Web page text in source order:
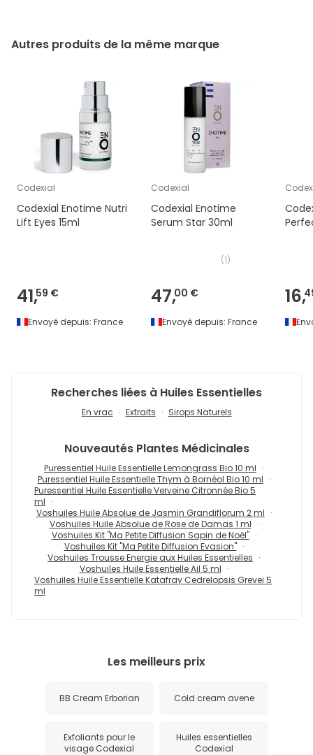
Autres produits de la même marque
Codexial
Codexial Enotime Nutri
Lift Eyes 15ml
41,59 €
Envoyé depuis: France
Codexial
Codexial Enotime
Serum Star 30ml
(1)
47,00 €
Envoyé depuis: France
16,
Recherches liées à Huiles Essentielles
En vrac Extraits Sirops Naturels
Nouveautés Plantes Médicinales
Puressentiel Huile Essentielle Lemongrass Bio 10 ml
Puressentiel Huile Essentielle Thym à Bornéol Bio 10 ml
Puressentiel Huile Essentielle Verveine Citronnée Bio 5
ml
Voshuiles Huile Absolue de Jasmin Grandiflorum 2 ml
Voshuiles Huile Absolue de Rose de Damas 1 ml
Voshuiles Kit "Ma Petite Diffusion Sapin de Noël"
Voshuiles Kit "Ma Petite Diffusion Evasion"
Voshuiles Trousse Energie aux Huiles Essentielles
Voshuiles Huile Essentielle Ail 5 ml
Voshuiles Huile Essentielle Katafray Cedrelopsis Grevei 5
ml
Les meilleurs prix
BB Cream Erborian Cold cream avene
Exfoliants pour le
visage Codexial
Huiles essentielles
Codexial